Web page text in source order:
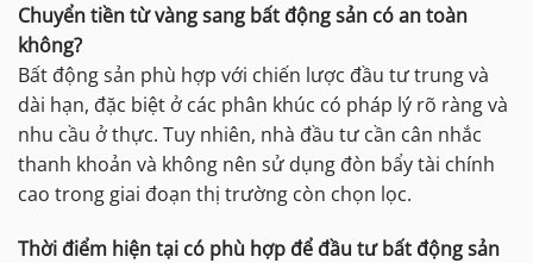
Chuyển tiền từ vàng sang bất động sản có an toàn
không?
Bất động sản phù hợp với chiến lược đầu tư trung và
dài hạn, đặc biệt ở các phân khúc có pháp lý rõ ràng và
nhu cầu ở thực. Tuy nhiên, nhà đầu tư cần cân nhắc
thanh khoản và không nên sử dụng đòn bẩy tài chính
cao trong giai đoạn thị trường còn chọn lọc.
Thời điểm hiện tại có phù hợp để đầu tư bất động sản